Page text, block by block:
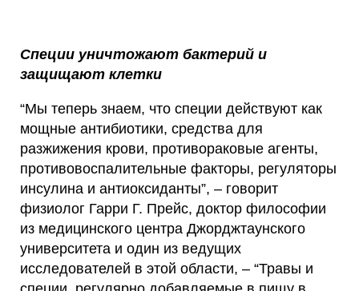
Специи уничтожают бактерий и
защищают клетки
“Мы теперь знаем, что специи действуют как
мощные антибиотики, средства для
разжижения крови, противораковые агенты,
противовоспалительные факторы, регуляторы
инсулина и антиоксиданты”, – говорит
физиолог Гарри Г. Прейс, доктор философии
из медицинского центра Джорджтаунского
университета и один из ведущих
исследователей в этой области, – “Травы и